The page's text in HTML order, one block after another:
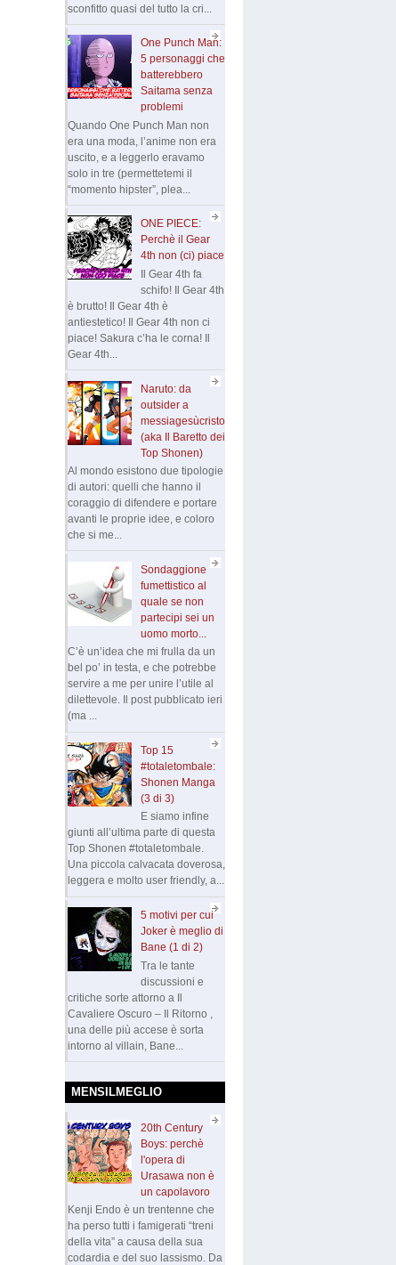
sconfitto quasi del tutto la cri...
One Punch Man:
5 personaggi che
batterebbero
Saitama senza
problemi
Quando One Punch Man non
era una moda, l’anime non era
uscito, e a leggerlo eravamo
solo in tre (permettetemi il
“momento hipster”, plea...
ONE PIECE:
Perchè il Gear
4th non (ci) piace
Il Gear 4th fa
schifo! Il Gear 4th
è brutto! Il Gear 4th è
antiestetico! Il Gear 4th non ci
piace! Sakura c’ha le corna! Il
Gear 4th...
Naruto: da
outsider a
messiagesùcristo
(aka Il Baretto dei
Top Shonen)
Al mondo esistono due tipologie
di autori: quelli che hanno il
coraggio di difendere e portare
avanti le proprie idee, e coloro
che si me...
Sondaggione
fumettistico al
quale se non
partecipi sei un
uomo morto...
C’è un’idea che mi frulla da un
bel po’ in testa, e che potrebbe
servire a me per unire l’utile al
dilettevole. Il post pubblicato ieri
(ma ...
Top 15
#totaletombale:
Shonen Manga
(3 di 3)
E siamo infine
giunti all’ultima parte di questa
Top Shonen #totaletombale.
Una piccola calvacata doverosa,
leggera e molto user friendly, a...
5 motivi per cui
Joker è meglio di
Bane (1 di 2)
Tra le tante
discussioni e
critiche sorte attorno a Il
Cavaliere Oscuro – Il Ritorno ,
una delle più accese è sorta
intorno al villain, Bane...
MENSILMEGLIO
20th Century
Boys: perchè
l'opera di
Urasawa non è
un capolavoro
Kenji Endo è un trentenne che
ha perso tutti i famigerati “treni
della vita” a causa della sua
codardia e del suo lassismo. Da